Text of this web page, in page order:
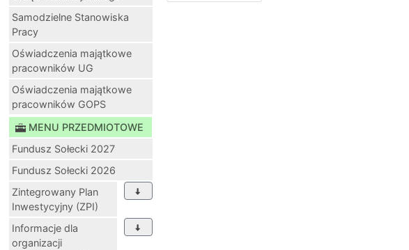
Samodzielne Stanowiska
Pracy
Oświadczenia majątkowe
pracowników UG
Oświadczenia majątkowe
pracowników GOPS
MENU PRZEDMIOTOWE
Fundusz Sołecki 2027
Fundusz Sołecki 2026
Zintegrowany Plan
Inwestycyjny (ZPI)
Informacje dla
organizacji